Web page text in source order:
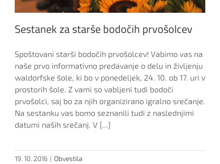
Sestanek za starše bodočih prvošolcev
Spoštovani starši bodočih prvošolcev! Vabimo vas na
naše prvo informativno predavanje o delu in življenju
waldorfske šole, ki bo v ponedeljek, 24. 10. ob 17. uri v
prostorih šole. Z vami so vabljeni tudi bodoči
prvošolci, saj bo za njih organizirano igralno srečanje.
Na sestanku vas bomo seznanili tudi z naslednjimi
datumi naših srečanj. V [...]
19. 10. 2016 | Obvestila